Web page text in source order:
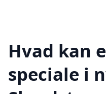
Hvad kan
speciale i